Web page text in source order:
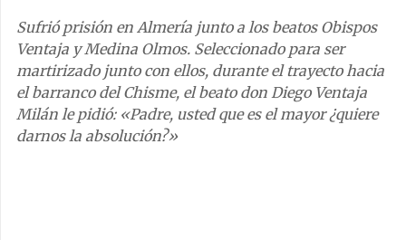
Sufrió prisión en Almería junto a los beatos Obispos
Ventaja y Medina Olmos. Seleccionado para ser
martirizado junto con ellos, durante el trayecto hacia
el barranco del Chisme, el beato don Diego Ventaja
Milán le pidió: «Padre, usted que es el mayor ¿quiere
darnos la absolución?»